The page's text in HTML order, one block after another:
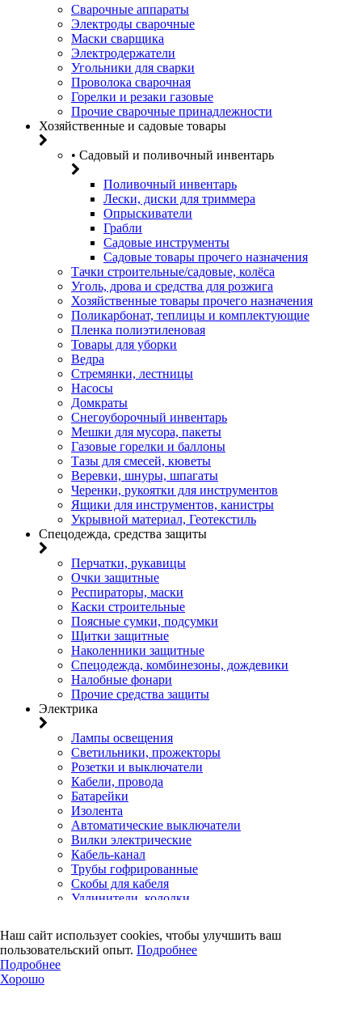
Сварочные аппараты
Электроды сварочные
Маски сварщика
Электродержатели
Угольники для сварки
Проволока сварочная
Горелки и резаки газовые
Прочие сварочные принадлежности
Хозяйственные и садовые товары
• Садовый и поливочный инвентарь
Поливочный инвентарь
Лески, диски для триммера
Опрыскиватели
Грабли
Садовые инструменты
Садовые товары прочего назначения
Тачки строительные/садовые, колёса
Уголь, дрова и средства для розжига
Хозяйственные товары прочего назначения
Поликарбонат, теплицы и комплектующие
Пленка полиэтиленовая
Товары для уборки
Ведра
Стремянки, лестницы
Насосы
Домкраты
Снегоуборочный инвентарь
Мешки для мусора, пакеты
Газовые горелки и баллоны
Тазы для смесей, кюветы
Веревки, шнуры, шпагаты
Черенки, рукоятки для инструментов
Ящики для инструментов, канистры
Укрывной материал, Геотекстиль
Спецодежда, средства защиты
Перчатки, рукавицы
Очки защитные
Респираторы, маски
Каски строительные
Поясные сумки, подсумки
Щитки защитные
Наколенники защитные
Спецодежда, комбинезоны, дождевики
Налобные фонари
Прочие средства защиты
Электрика
Лампы освещения
Светильники, прожекторы
Розетки и выключатели
Кабели, провода
Батарейки
Изолента
Автоматические выключатели
Вилки электрические
Кабель-канал
Трубы гофрированные
Скобы для кабеля
Удлинители, колодки
Счетчики электроэнергии
Электротовары прочего назначения
Двери, сейф
Наш сайт использует cookies, чтобы улучшить ваш
пользовательский опыт. Подробнее
Подробнее
Хорошо